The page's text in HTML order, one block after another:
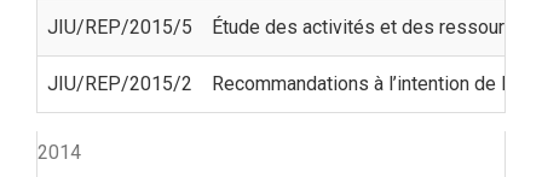
JIU/REP/2015/5 Étude des activités et des
JIU/REP/2015/2 Recommandations à l’intention de
2014